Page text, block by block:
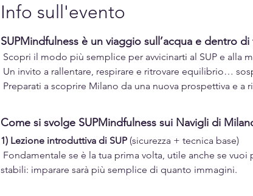
Info sull'evento
SUPMindfulness è un viaggio sull’acqua e dentro di
Scopri il modo più semplice per avvicinarti al SUP e alla
Un invito a rallentare, respirare e ritrovare equilibrio…
Preparati a scoprire Milano da una nuova prospettiva e a
Come si svolge SUPMindfulness sui Navigli di
1) Lezione introduttiva di SUP (sicurezza + tecnica base)
Fondamentale se è la tua prima volta, utile anche se
stabili: imparare sarà più semplice di quanto immagini.